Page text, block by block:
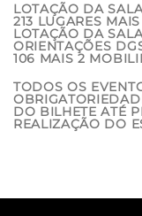
LOTAÇÃO DA
213 LUGARES
LOTAÇÃO DA
ORIENTAÇÕES
106 MAIS 2
TODOS OS
DO BILHETE ATÉ
REALIZAÇÃO DO